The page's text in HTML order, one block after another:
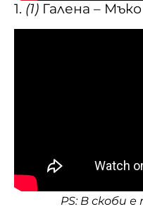
1. (1) Галена –
PS: В скоби